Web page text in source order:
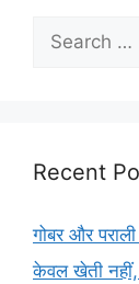
Recent
गोबर और
केवल खेती नहीं,